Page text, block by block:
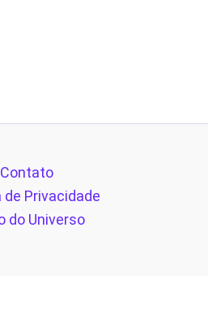
Contato
de Privacidade
do Universo